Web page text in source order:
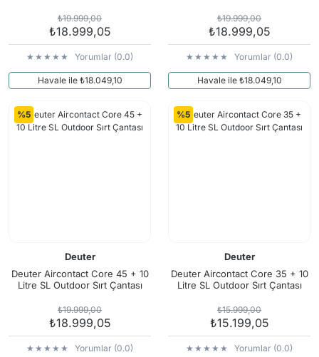
₺19.999,00
₺18.999,05
Yorumlar (0.0)
Havale ile ₺18.049,10
₺19.999,00
₺18.999,05
Yorumlar (0.0)
Havale ile ₺18.049,10
%5
Deuter
Deuter Aircontact Core 45 + 10
Litre SL Outdoor Sırt Çantası
₺19.999,00
₺18.999,05
Yorumlar (0.0)
%5
Deuter
Deuter Aircontact Core 35 + 10
Litre SL Outdoor Sırt Çantası
₺15.999,00
₺15.199,05
Yorumlar (0.0)